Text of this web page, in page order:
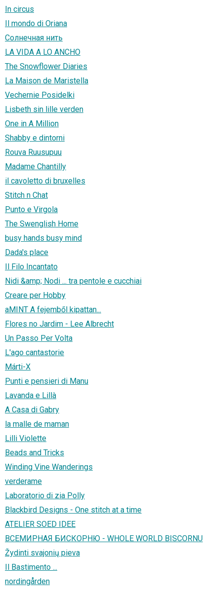
In circus
Il mondo di Oriana
Солнечная нить
LA VIDA A LO ANCHO
The Snowflower Diaries
La Maison de Maristella
Vechernie Posidelki
Lisbeth sin lille verden
One in A Million
Shabby e dintorni
Rouva Ruusupuu
Madame Chantilly
il cavoletto di bruxelles
Stitch n Chat
Punto e Virgola
The Swenglish Home
busy hands busy mind
Dada's place
Il Filo Incantato
Nidi &amp; Nodi ... tra pentole e cucchiai
Creare per Hobby
aMINT A fejemből kipattan...
Flores no Jardim - Lee Albrecht
Un Passo Per Volta
L'ago cantastorie
Márti-X
Punti e pensieri di Manu
Lavanda e Lillà
A Casa di Gabry
la malle de maman
Lilli Violette
Beads and Tricks
Winding Vine Wanderings
verderame
Laboratorio di zia Polly
Blackbird Designs - One stitch at a time
ATELIER SOED IDEE
ВСЕМИРНАЯ БИСКОРНЮ - WHOLE WORLD BISCORNU
Žydinti svajonių pieva
Il Bastimento ...
nordingården